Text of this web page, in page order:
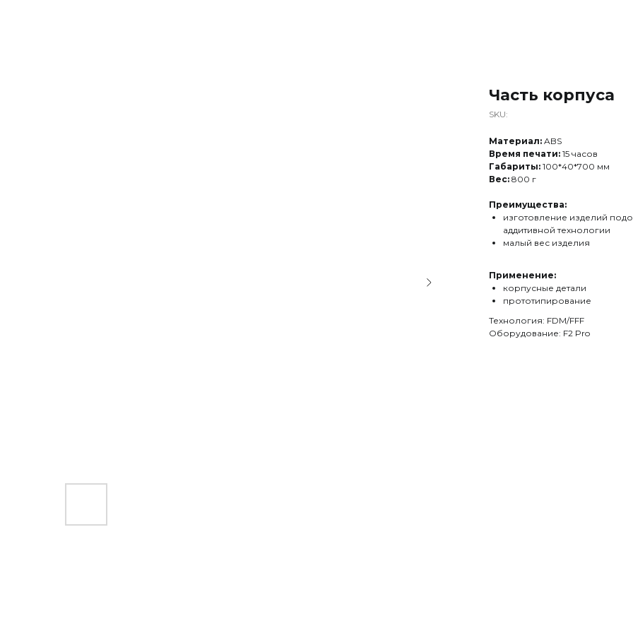
Часть корпуса
SKU:
Материал: ABS
Время печати: 15 часов
Габариты: 100*40*700 мм
Вес: 800 г
Преимущества:
изготовление изделий
аддитивной технологии
малый вес изделия
Применение:
корпусные детали
прототипирование
Технология: FDM/FFF
Оборудование: F2 Pro